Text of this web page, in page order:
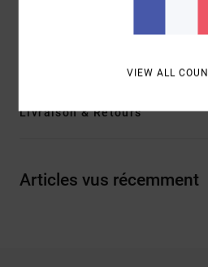
Livraison & Retours
Articles vus récemment
VIEW ALL